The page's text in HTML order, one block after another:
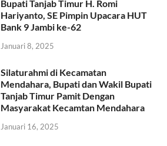
Bupati Tanjab Timur H. Romi
Hariyanto, SE Pimpin Upacara HUT
Bank 9 Jambi ke-62
Januari 8, 2025
Silaturahmi di Kecamatan
Mendahara, Bupati dan Wakil Bupati
Tanjab Timur Pamit Dengan
Masyarakat Kecamtan Mendahara
Januari 16, 2025